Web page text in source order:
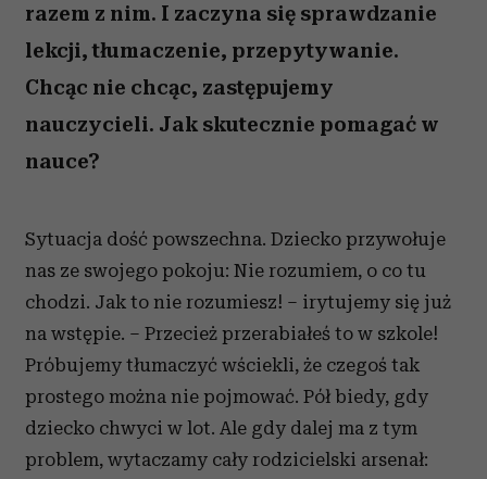
razem z nim. I zaczyna się sprawdzanie
lekcji, tłumaczenie, przepytywanie.
Chcąc nie chcąc, zastępujemy
nauczycieli. Jak skutecznie pomagać w
nauce?
Sytuacja dość powszechna. Dziecko przywołuje
nas ze swojego pokoju: Nie rozumiem, o co tu
chodzi. Jak to nie rozumiesz! – irytujemy się już
na wstępie. – Przecież przerabiałeś to w szkole!
Próbujemy tłumaczyć wściekli, że czegoś tak
prostego można nie pojmować. Pół biedy, gdy
dziecko chwyci w lot. Ale gdy dalej ma z tym
problem, wytaczamy cały rodzicielski arsenał: